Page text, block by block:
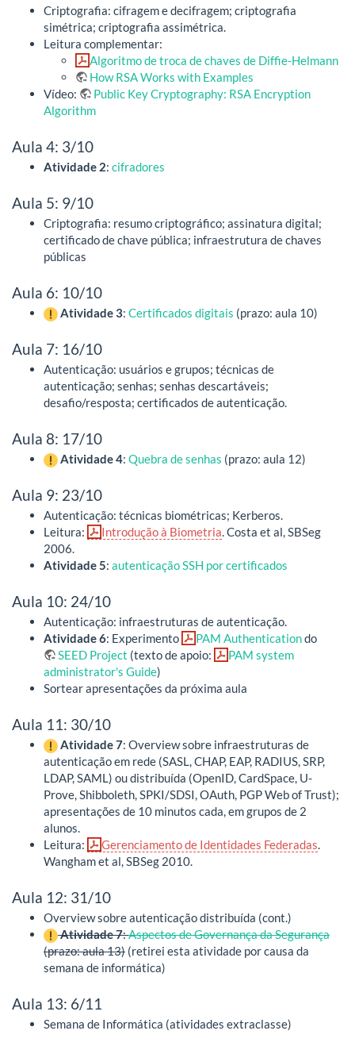
Criptografia: cifragem e decifragem; criptografia
simétrica; criptografia assimétrica.
Leitura complementar:
Algoritmo de troca de chaves de Diffie-Helmann
How RSA Works with Examples
Vídeo:
Public Key Cryptography: RSA Encryption
Algorithm
Aula 4: 3/10
Atividade 2: cifradores
Aula 5: 9/10
Criptografia: resumo criptográfico; assinatura digital;
certificado de chave pública; infraestrutura de chaves
públicas
Aula 6: 10/10
Atividade 3: Certificados digitais (prazo: aula 10)
Aula 7: 16/10
Autenticação: usuários e grupos; técnicas de
autenticação; senhas; senhas descartáveis;
desafio/resposta; certificados de autenticação.
Aula 8: 17/10
Atividade 4: Quebra de senhas (prazo: aula 12)
Aula 9: 23/10
Autenticação: técnicas biométricas; Kerberos.
Leitura:
Introdução à Biometria. Costa et al, SBSeg
2006.
Atividade 5: autenticação SSH por certificados
Aula 10: 24/10
Autenticação: infraestruturas de autenticação.
Atividade 6: Experimento PAM Authenticationdo
SEED Project (texto de apoio:
PAM system
administrator's Guide)
Sortear apresentações da próxima aula
Aula 11: 30/10
Atividade 7: Overview sobre infraestruturas de
autenticação em rede (SASL, CHAP, EAP, RADIUS, SRP,
LDAP, SAML) ou distribuída (OpenID, CardSpace, U-
Prove, Shibboleth, SPKI/SDSI, OAuth, PGP Web of Trust);
apresentações de 10 minutos cada, em grupos de 2
alunos.
Leitura:
Gerenciamento de Identidades Federadas.
Wangham et al, SBSeg 2010.
Aula 12: 31/10
Overview sobre autenticação distribuída (cont.)
Atividade 7:Aspectos de Governança da Segurança
(prazo: aula 13) (retirei esta atividade por causa da
semana de informática)
Aula 13: 6/11
Semana de Informática (atividades extraclasse)